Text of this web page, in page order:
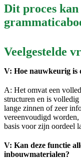
Dit proces
Veelgestelde
V: Hoe nauwkeurig is
A: Het omvat een
structuren en is
lange zinnen of zeer
vereenvoudigd
basis voor zijn oordeel
V: Kan deze functie
inbouwmaterialen?